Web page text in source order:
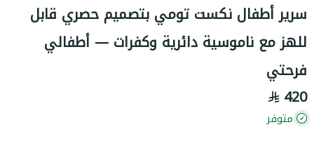
سرير أطفال نكست تومي بتصميم حصري قابل
للهز مع ناموسية دائرية وكفرات — أطفالي
فرحتي
420
متوفر